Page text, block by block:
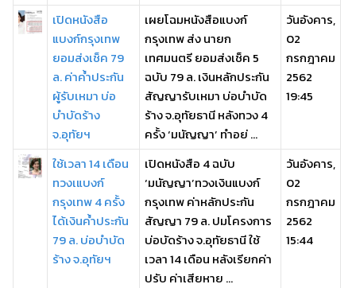
เปิดหนังสือ
แบงก์กรุงเทพ
ยอมส่งเช็ค 79
ล. ค่าค้ำประกัน
ผู้รับเหมา บ่อ
บำบัดร้าง
จ.อุทัยฯ
เผยโฉมหนังสือแบงก์
กรุงเทพ ส่ง นายก
เทศมนตรี ยอมส่งเช็ค 5
ฉบับ 79 ล. เงินหลักประกัน
สัญญารับเหมา บ่อบำบัด
ร้าง จ.อุทัยธานี หลังทวง 4
ครั้ง ‘มนัญญา’ ทำอย่ ...
วันอังคาร,
02
กรกฎาคม
2562
19:45
ใช้เวลา 14 เดือน
ทวงเแบงก์
กรุงเทพ 4 ครั้ง
ได้เงินค้ำประกัน
79 ล. บ่อบำบัด
ร้าง จ.อุทัยฯ
เปิดหนังสือ 4 ฉบับ
‘มนัญญา’ทวงเงินแบงก์
กรุงเทพ ค่าหลักประกัน
สัญญา 79 ล. ปมโครงการ
บ่อบัดร้าง จ.อุทัยธานี ใช้
เวลา 14 เดือน หลังเรียกค่า
ปรับ ค่าเสียหาย ...
วันอังคาร,
02
กรกฎาคม
2562
15:44